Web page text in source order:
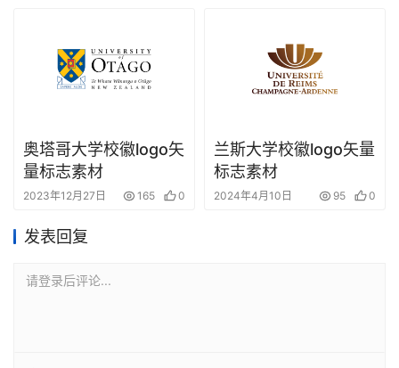
奥塔哥大学校徽logo矢
量标志素材
2023年12月27日 165 0
兰斯大学校徽logo矢量
标志素材
2024年4月10日 95 0
发表回复
请登录后评论...